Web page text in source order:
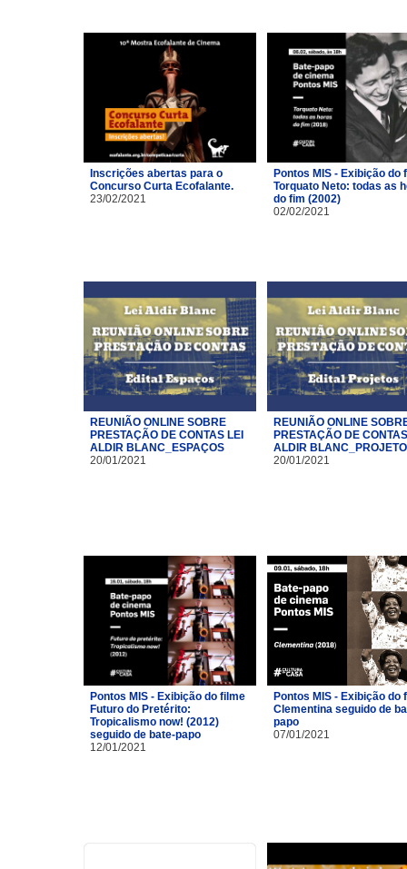
Inscrições abertas para o
Concurso Curta Ecofalante.
23/02/2021
Pontos MIS - Exibição do
Torquato Neto: todas as
do fim (2002)
02/02/2021
REUNIÃO ONLINE SOBRE
PRESTAÇÃO DE CONTAS LEI
ALDIR BLANC_ESPAÇOS
20/01/2021
REUNIÃO ONLINE
PRESTAÇÃO DE
ALDIR
20/01/2021
Pontos MIS - Exibição do filme
Futuro do Pretérito:
Tropicalismo now! (2012)
seguido de bate-papo
12/01/2021
Pontos MIS - Exibição do
Clementina seguido de
papo
07/01/2021